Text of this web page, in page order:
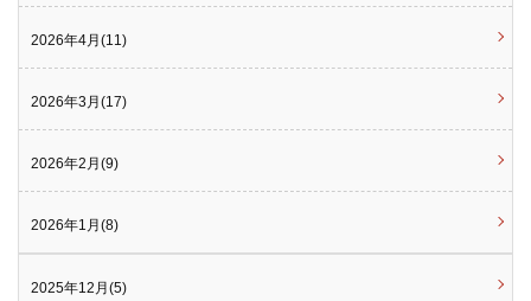
2026年4月(11)
2026年3月(17)
2026年2月(9)
2026年1月(8)
2025年12月(5)